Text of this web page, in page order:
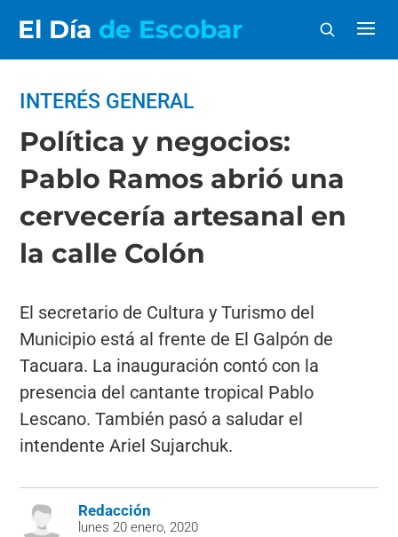
El Día de Escobar
INTERÉS GENERAL
Política y negocios:
Pablo Ramos abrió una
cervecería artesanal en
la calle Colón
El secretario de Cultura y Turismo del
Municipio está al frente de El Galpón de
Tacuara. La inauguración contó con la
presencia del cantante tropical Pablo
Lescano. También pasó a saludar el
intendente Ariel Sujarchuk.
Redacción
lunes 20 enero, 2020